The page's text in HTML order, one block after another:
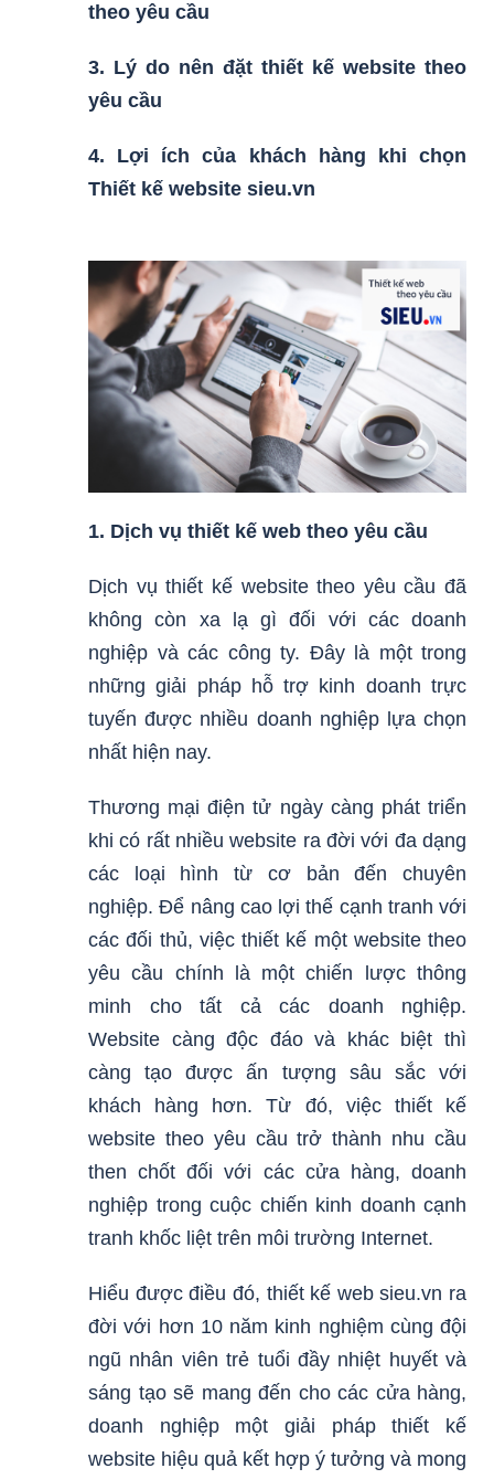
theo yêu cầu
3. Lý do nên đặt thiết kế website theo
yêu cầu
4. Lợi ích của khách hàng khi chọn
Thiết kế website sieu.vn
1. Dịch vụ thiết kế web theo yêu cầu
Dịch vụ thiết kế website theo yêu cầu đã
không còn xa lạ gì đối với các doanh
nghiệp và các công ty. Đây là một trong
những giải pháp hỗ trợ kinh doanh trực
tuyến được nhiều doanh nghiệp lựa chọn
nhất hiện nay.
Thương mại điện tử ngày càng phát triển
khi có rất nhiều website ra đời với đa dạng
các loại hình từ cơ bản đến chuyên
nghiệp. Để nâng cao lợi thế cạnh tranh với
các đối thủ, việc thiết kế một website theo
yêu cầu chính là một chiến lược thông
minh cho tất cả các doanh nghiệp.
Website càng độc đáo và khác biệt thì
càng tạo được ấn tượng sâu sắc với
khách hàng hơn. Từ đó, việc thiết kế
website theo yêu cầu trở thành nhu cầu
then chốt đối với các cửa hàng, doanh
nghiệp trong cuộc chiến kinh doanh cạnh
tranh khốc liệt trên môi trường Internet.
Hiểu được điều đó, thiết kế web sieu.vn ra
đời với hơn 10 năm kinh nghiệm cùng đội
ngũ nhân viên trẻ tuổi đầy nhiệt huyết và
sáng tạo sẽ mang đến cho các cửa hàng,
doanh nghiệp một giải pháp thiết kế
website hiệu quả kết hợp ý tưởng và mong